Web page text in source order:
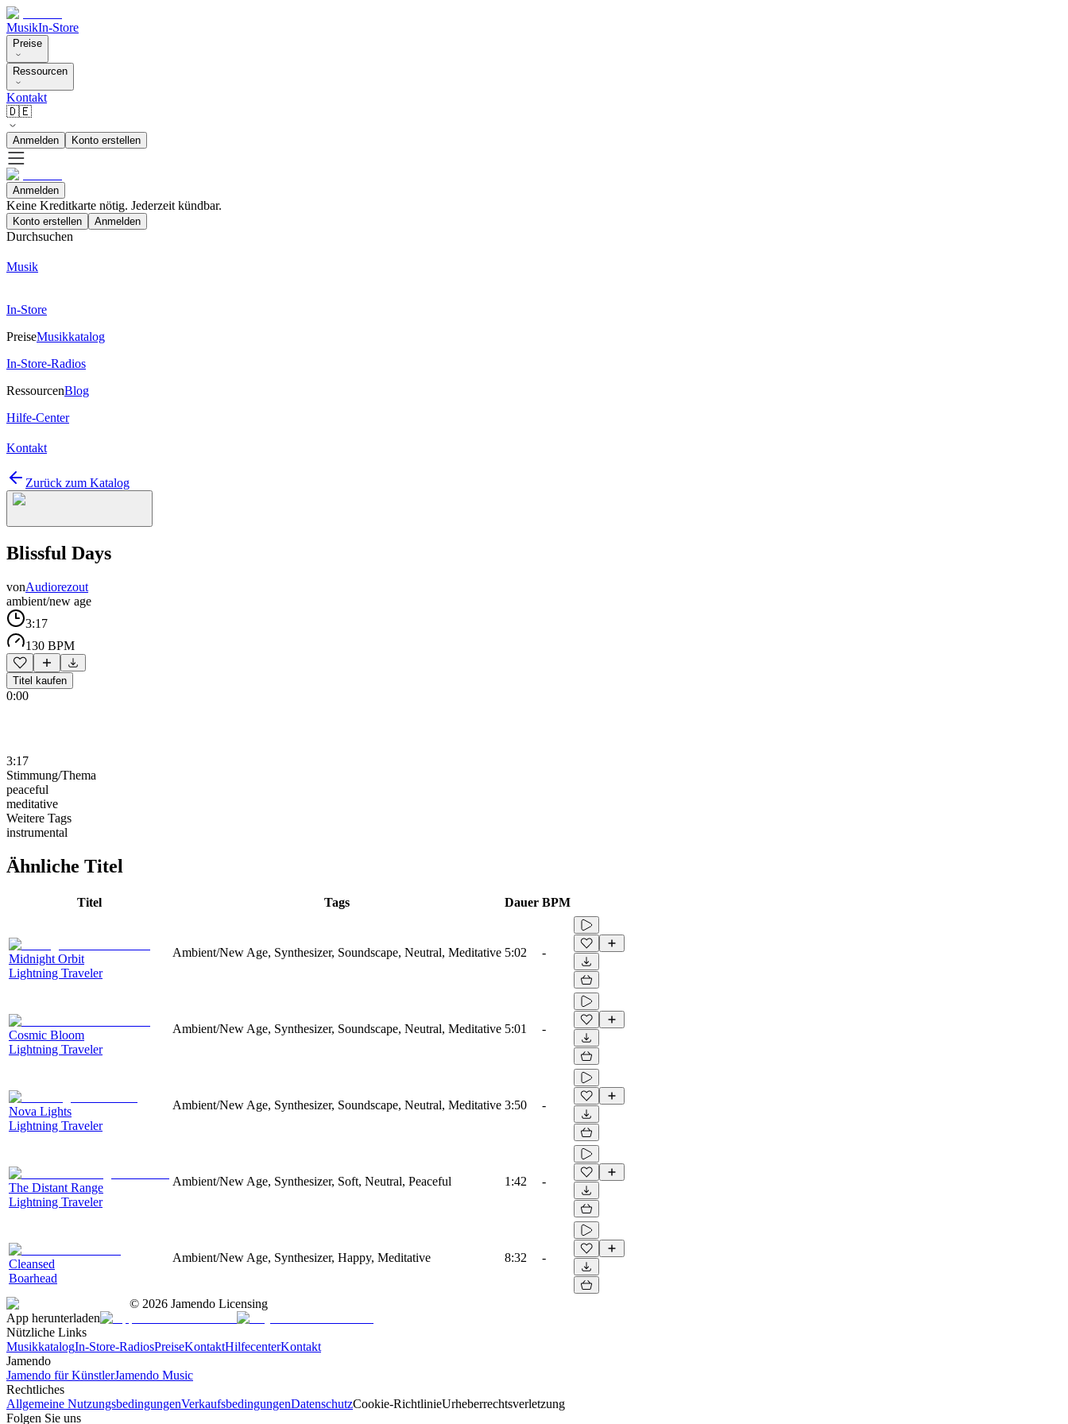
MusikIn-Store
Preise
Ressourcen
Kontakt
🇩🇪
Anmelden Konto erstellen
Anmelden
Keine Kreditkarte nötig. Jederzeit kündbar.
Konto erstellen Anmelden
Durchsuchen
Musik
In-Store
PreiseMusikkatalog
In-Store-Radios
RessourcenBlog
Hilfe-Center
Kontakt
Zurück zum Katalog
Blissful Days
vonAudiorezout
ambient/new age
3:17
130 BPM
Titel kaufen
0:00
3:17
Stimmung/Thema
peaceful
meditative
Weitere Tags
instrumental
Ähnliche Titel
Titel Tags Dauer BPM
Midnight Orbit
Lightning Traveler
Ambient/New Age, Synthesizer, Soundscape, Neutral, Meditative 5:02 -
Cosmic Bloom
Lightning Traveler
Ambient/New Age, Synthesizer, Soundscape, Neutral, Meditative 5:01 -
Nova Lights
Lightning Traveler
Ambient/New Age, Synthesizer, Soundscape, Neutral, Meditative 3:50 -
The Distant Range
Lightning Traveler
Ambient/New Age, Synthesizer, Soft, Neutral, Peaceful 1:42 -
Cleansed
Boarhead
Ambient/New Age, Synthesizer, Happy, Meditative 8:32 -
© 2026 Jamendo Licensing
App herunterladen
Nützliche Links
MusikkatalogIn-Store-RadiosPreiseKontaktHilfecenterKontakt
Jamendo
Jamendo für KünstlerJamendo Music
Rechtliches
Allgemeine NutzungsbedingungenVerkaufsbedingungenDatenschutzCookie-RichtlinieUrheberrechtsverletzung
Folgen Sie uns